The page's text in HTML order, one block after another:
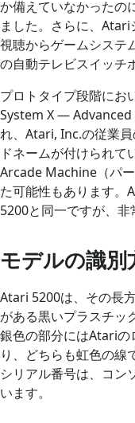
か備えていなかったの
ました。さらに、
視聴からゲームシステ
の自動テレビスイッチ
プロトタイプ段階に
System X —
れ、Atari, Inc.の従業
ドネームが付けられ
Arcade Machine（パ
た可能性もあります
5200と同一ですが、非
モデルの識別
Atari 5200は、その長
がある黒いプラスチッ
銀色の部分にはAtariの
り、どちらも虹色の線
シリアル番号は、コン
います。